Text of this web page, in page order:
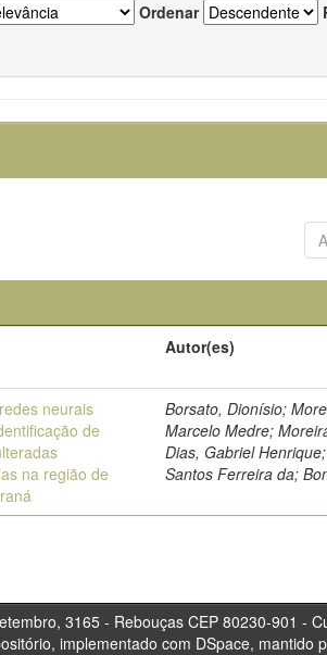
Ordenar
Autor(es)
neurais
de
na região de
Borsato, Dionísio;
Marcelo Medre;
Dias, Gabriel
Santos Ferreira da;
3165 - Rebouças CEP 80230-
implementado com DSpace, mantido